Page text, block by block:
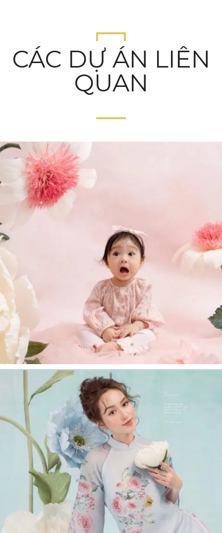
CÁC DỰ ÁN LIÊN
QUAN
OGUS X PETIT À PETIT - BÉ YÊU LẠC GIỮA
RỪNG HOA KHỔNG LỒ OGUS